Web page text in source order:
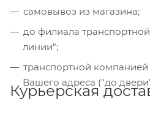
"Банковский перевод",
сформирован счет,
на странице оформления
обратившись в
Для данного способа
самовывоз из магазина;
до филиала
линии";
транспортной
Вашего адреса ("до
Курьерская